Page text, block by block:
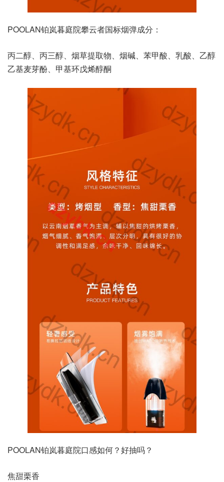
POOLAN铂岚暮庭院攀云者国标烟弹成分：
丙二醇、丙三醇、烟草提取物、烟碱、苯甲酸、乳酸、乙醇
乙基麦芽酚、甲基环戊烯醇酮
POOLAN铂岚暮庭院口感如何？好抽吗？
焦甜栗香